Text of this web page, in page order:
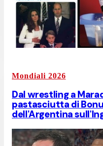
Mondiali 2026
Dal wrestling a
pastasciutta di
dell'Argentina